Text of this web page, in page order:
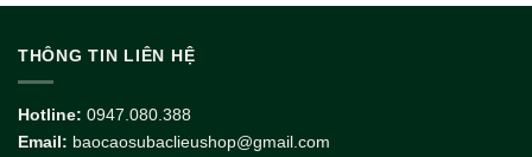
THÔNG TIN LIÊN HỆ
Hotline: 0947.080.388
Email: baocaosubaclieushop@gmail.com